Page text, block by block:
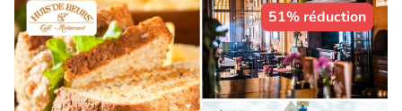
51% réduction